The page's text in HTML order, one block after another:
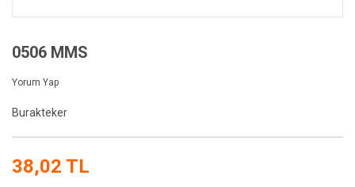
0506 MMS
Yorum Yap
Burakteker
38,02 TL